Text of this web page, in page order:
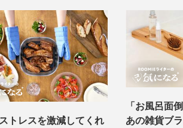
トレスを激減してくれ
「お風呂面
あの雑貨ブ